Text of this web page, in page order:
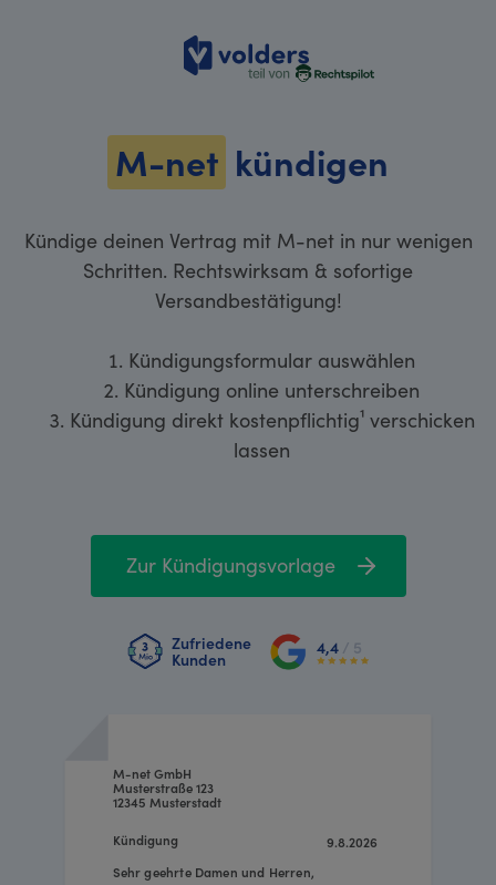
volders
M-net kündigen
Kündige deinen Vertrag mit M-net in nur wenigen
Schritten. Rechtswirksam & sofortige
Versandbestätigung!
Kündigungsformular auswählen
Kündigung online unterschreiben
Kündigung direkt kostenpflichtig¹ verschicken
lassen
Zur Kündigungsvorlage
Zufriedene
Kunden
4,4 / 5
9.8.2026
M-net GmbH
Musterstraße 123
12345 Musterstadt
Sehr geehrte Damen und Herren,
Kündigung